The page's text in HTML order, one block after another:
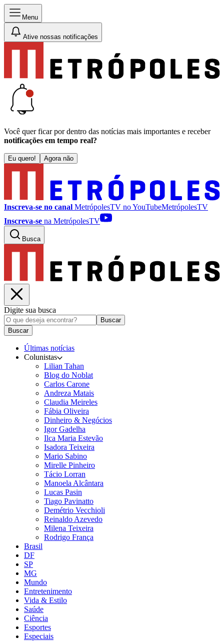
Menu
Ative nossas notificações
Você quer ficar por dentro das notícias mais importantes e receber
notificações em tempo real?
Eu quero! Agora não
Inscreva-se no canal MetrópolesTV noYouTubeMetrópolesTV
Inscreva-se na MetrópolesTV
Busca
Digite sua busca
Buscar
Buscar
Últimas notícias
Colunistas
Lilian Tahan
Blog do Noblat
Carlos Carone
Andreza Matais
Claudia Meireles
Fábia Oliveira
Dinheiro & Negócios
Igor Gadelha
Ilca Maria Estevão
Isadora Teixeira
Mario Sabino
Mirelle Pinheiro
Tácio Lorran
Manoela Alcântara
Lucas Pasin
Tiago Pavinatto
Demétrio Vecchioli
Reinaldo Azevedo
Milena Teixeira
Rodrigo França
Brasil
DF
SP
MG
Mundo
Entretenimento
Vida & Estilo
Saúde
Ciência
Esportes
Especiais